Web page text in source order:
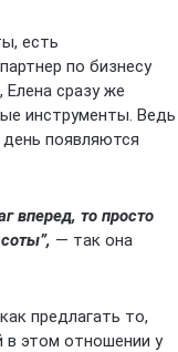
есть
по бизнесу
Елена сразу же
инструменты. Ведь
появляются
вперед, то просто
— так она
предлагать то,
в этом отношении у